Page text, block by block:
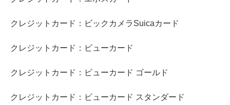
クレジットカード：ビックカメラSuicaカード
クレジットカード：ビューカード
クレジットカード：ビューカード ゴールド
クレジットカード：ビューカード スタンダード